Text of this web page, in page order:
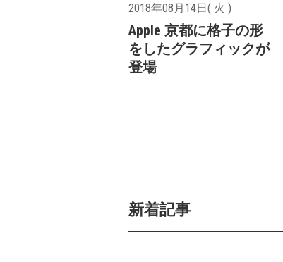
2018年08月14日( 火 )
Apple 京都に格子の形
をしたグラフィックが
登場
新着記事